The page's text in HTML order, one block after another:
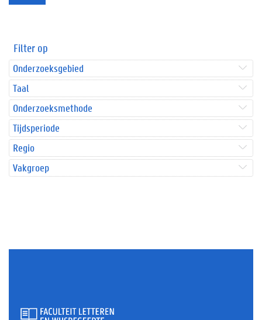
Filter op
Onderzoeksgebied
Taal
Onderzoeksmethode
Tijdsperiode
Regio
Vakgroep